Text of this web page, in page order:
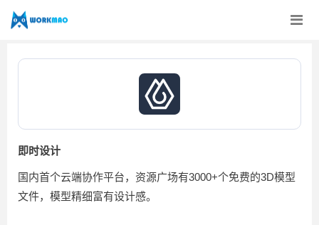
即时设计
国内首个云端协作平台，资源广场有3000+个免费的3D模型
文件，模型精细富有设计感。